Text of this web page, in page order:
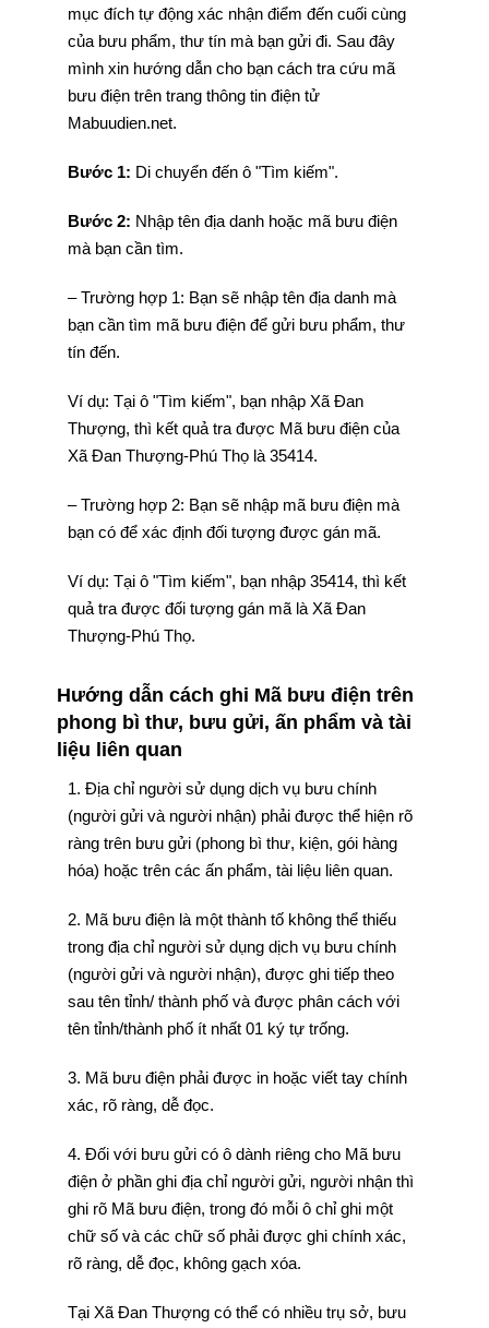
mục đích tự động xác nhận điểm đến cuối cùng
của bưu phẩm, thư tín mà bạn gửi đi. Sau đây
mình xin hướng dẫn cho bạn cách tra cứu mã
bưu điện trên trang thông tin điện tử
Mabuudien.net.
Bước 1: Di chuyển đến ô "Tìm kiếm".
Bước 2: Nhập tên địa danh hoặc mã bưu điện
mà bạn cần tìm.
– Trường hợp 1: Bạn sẽ nhập tên địa danh mà
bạn cần tìm mã bưu điện để gửi bưu phẩm, thư
tín đến.
Ví dụ: Tại ô "Tìm kiếm", bạn nhập Xã Đan
Thượng, thì kết quả tra được Mã bưu điện của
Xã Đan Thượng-Phú Thọ là 35414.
– Trường hợp 2: Bạn sẽ nhập mã bưu điện mà
bạn có để xác định đối tượng được gán mã.
Ví dụ: Tại ô "Tìm kiếm", bạn nhập 35414, thì kết
quả tra được đối tượng gán mã là Xã Đan
Thượng-Phú Thọ.
Hướng dẫn cách ghi Mã bưu điện trên
phong bì thư, bưu gửi, ấn phẩm và tài
liệu liên quan
1. Địa chỉ người sử dụng dịch vụ bưu chính
(người gửi và người nhận) phải được thể hiện rõ
ràng trên bưu gửi (phong bì thư, kiện, gói hàng
hóa) hoặc trên các ấn phẩm, tài liệu liên quan.
2. Mã bưu điện là một thành tố không thể thiếu
trong địa chỉ người sử dụng dịch vụ bưu chính
(người gửi và người nhận), được ghi tiếp theo
sau tên tỉnh/ thành phố và được phân cách với
tên tỉnh/thành phố ít nhất 01 ký tự trống.
3. Mã bưu điện phải được in hoặc viết tay chính
xác, rõ ràng, dễ đọc.
4. Đối với bưu gửi có ô dành riêng cho Mã bưu
điện ở phần ghi địa chỉ người gửi, người nhận thì
ghi rõ Mã bưu điện, trong đó mỗi ô chỉ ghi một
chữ số và các chữ số phải được ghi chính xác,
rõ ràng, dễ đọc, không gạch xóa.
Tại Xã Đan Thượng có thể có nhiều trụ sở, bưu